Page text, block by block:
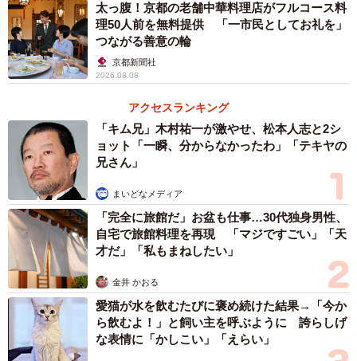
――ひと目に触れることの少ない無人島の海ごみを拾われ
るのは？
「海岸清掃は『無人島なのに』とか、『海水浴場だから』
なんて関係ありません。地球規模で見ればほんの小さな小
さなごみ処理にすぎませんが、この積み重ねが将来の地域
のため、地球のためだと信じて活動しています」
太っ腹！京都の老舗中華料理店がフルコース料
理50人前を無料提供 「一市民としてお礼を」
つながる善意の輪
京都新聞社
2026.08.08
アクセスランキング
「キム兄」木村祐一が激やせ、松本人志と2シ
ョット「一瞬、分からなかったわ」「テキヤの
兄さん」
まいどなメディア
「完全に旅館だ」お盆も仕事…30代独身男性、
自宅で旅館料理を再現 「マジですごい」「天
才だ」「私もまねしたい」
金井 かおる
愛猫が水を飲むたびに褒め続けた結果→「今か
ら飲むよ！」と飼い主を呼ぶように 誇らしげ
な表情に「かしこい」「えらい」